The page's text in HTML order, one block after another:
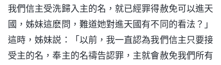
我們信主受洗歸入主的名，就已經罪得赦免可以進天
國，姊妹這麽問，難道她對進天國有不同的看法？」
這時，姊妹説：「以前，我一直認為我們信主只要接
受主的名，奉主的名禱告認罪，主就會赦免我們所有